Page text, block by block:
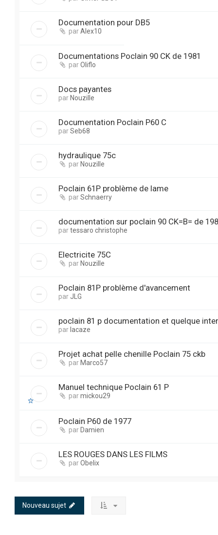
Documentation pour DB5
parAlex10
Documentations Poclain 90 CK de 1981
parOliflo
Docs payantes
par Nouzille
Documentation Poclain P60 C
parSeb68
hydraulique 75c
par Nouzille
Poclain 61P problème de lame
parSchnaerry
documentation sur poclain 90 CK=B= de
partessaro christophe
Electricite 75C
par Nouzille
Poclain 81P problème d'avancement
par JLG
poclain 81 p documentation et quelque
par lacaze
Projet achat pelle chenille Poclain 75 ckb
par Marco57
Manuel technique Poclain 61 P
parmickou29
Poclain P60 de 1977
parDamien
LES ROUGES DANS LES FILMS
parObelix
Nouveau sujet